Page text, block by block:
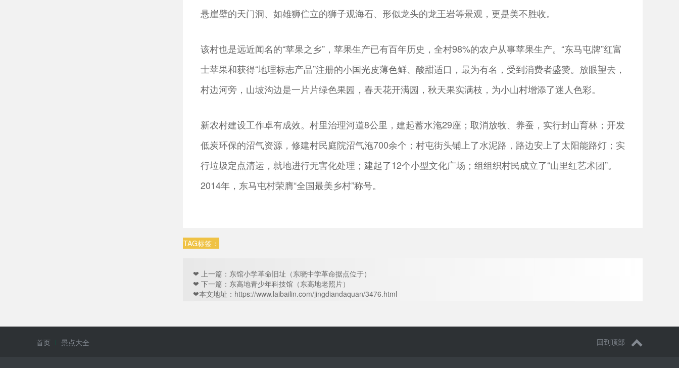
悬崖壁的天门洞、如雄狮伫立的狮子观海石、形似龙头的龙王岩等景观，更是美不胜收。
该村也是远近闻名的“苹果之乡”，苹果生产已有百年历史，全村98%的农户从事苹果生产。“东马屯牌”红富
士苹果和获得“地理标志产品”注册的小国光皮薄色鲜、酸甜适口，最为有名，受到消费者盛赞。放眼望去，
村边河旁，山坡沟边是一片片绿色果园，春天花开满园，秋天果实满枝，为小山村增添了迷人色彩。
新农村建设工作卓有成效。村里治理河道8公里，建起蓄水沲29座；取消放牧、养蚕，实行封山育林；开发
低炭环保的沼气资源，修建村民庭院沼气沲700余个；村屯街头铺上了水泥路，路边安上了太阳能路灯；实
行垃圾定点清运，就地进行无害化处理；建起了12个小型文化广场；组组织村民成立了“山里红艺术团”。
2014年，东马屯村荣膺“全国最美乡村”称号。
TAG标签：
❤ 上一篇： 东馆小学革命旧址（东晓中学革命据点位于）
❤ 下一篇：东高地青少年科技馆（东高地老照片）
❤本文地址：https://www.laibailin.com/jingdiandaquan/3476.html
首页 景点大全 回到顶部